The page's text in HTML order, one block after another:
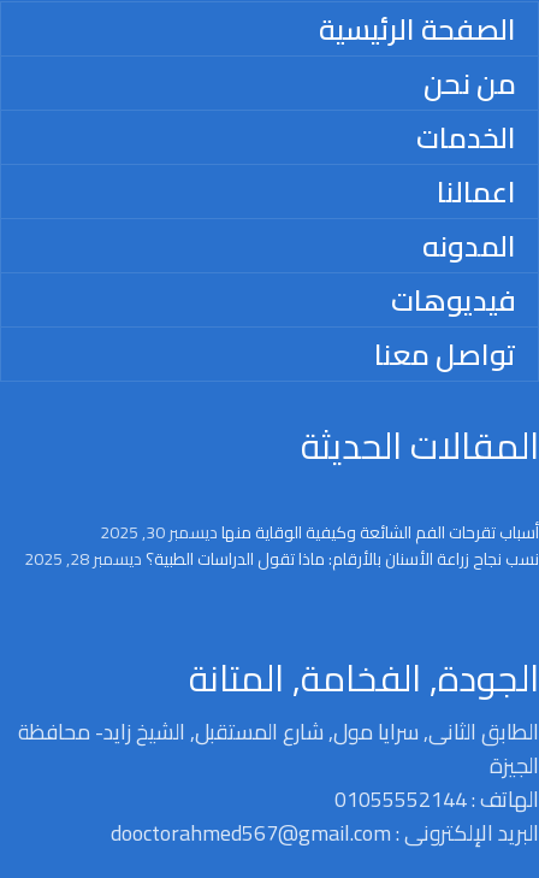
الصفحة الرئيسية
من نحن
الخدمات
اعمالنا
المدونه
فيديوهات
تواصل معنا
المقالات الحديثة
أسباب تقرحات الفم الشائعة وكيفية الوقاية منهاديسمبر 30, 2025
نسب نجاح زراعة الأسنان بالأرقام: ماذا تقول الدراسات الطبية؟ديسمبر 28, 2025
الجودة, الفخامة, المتانة
الطابق الثانى, سرايا مول, شارع المستقبل, الشيخ زايد- محافظة
الجيزة
الهاتف : 01055552144
البريد الإلكترونى : dooctorahmed567@gmail.com